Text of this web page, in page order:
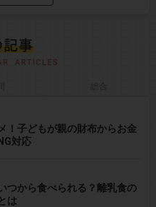
！子どもが親の財布からお金
対応
つから食べられる？離乳食の
は